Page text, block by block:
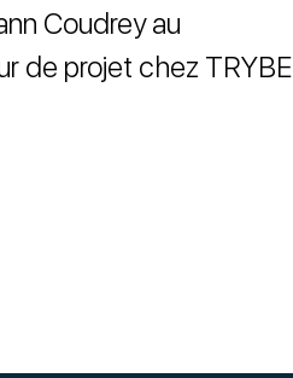
Coudrey au
de projet chez TRYBE